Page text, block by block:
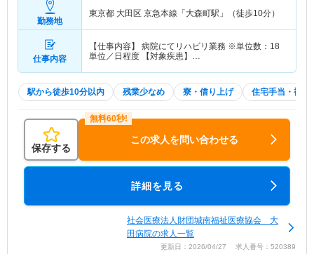
勤務地
東京都 大田区 京急本線「大森町駅」（徒歩10分）
仕事内容
【仕事内容】 病院にてリハビリ業務 ※単位数：18
単位／日程度 【対象疾患】…
駅から徒歩10分以内 残業少なめ 寮・借り上げ 住宅手当・補助
保存する
この求人を問い合わせる
詳細を見る
社会医療法人財団城南福祉医療協会 大
田病院の求人一覧
更新日：2026/04/27 求人番号：520389